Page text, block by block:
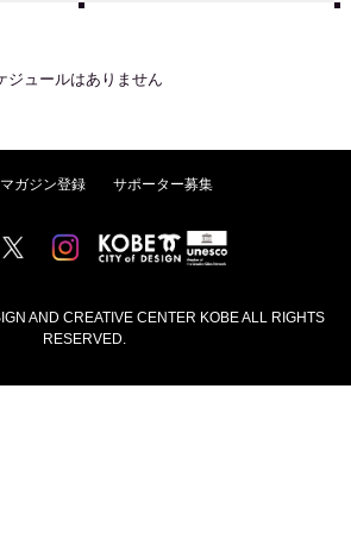
ジュールはありません
ガジン登録 サポーター募集
AND CREATIVE CENTER KOBE ALL RIGHTS
RESERVED.